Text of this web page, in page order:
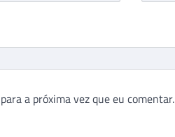
a próxima vez que eu comentar.